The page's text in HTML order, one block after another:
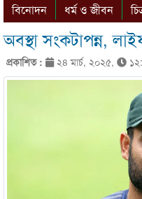
বিনোদন
ধর্ম ও জীবন
অবস্থা সংকটাপন্ন,
প্রকাশিত : ২৪ মার্চ, ২০২৫,